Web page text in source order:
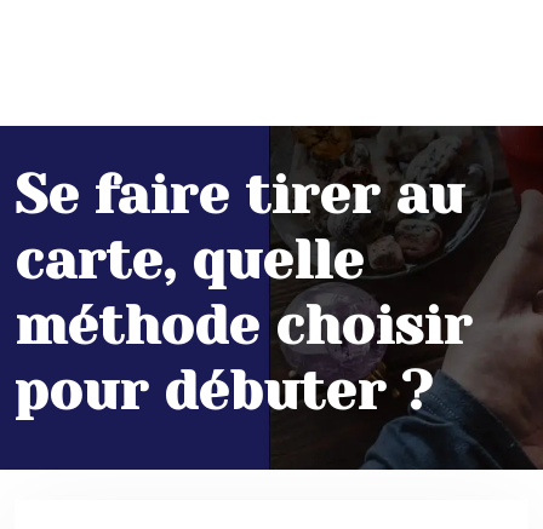
Se faire tirer au
carte, quelle
méthode choisir
pour débuter ?